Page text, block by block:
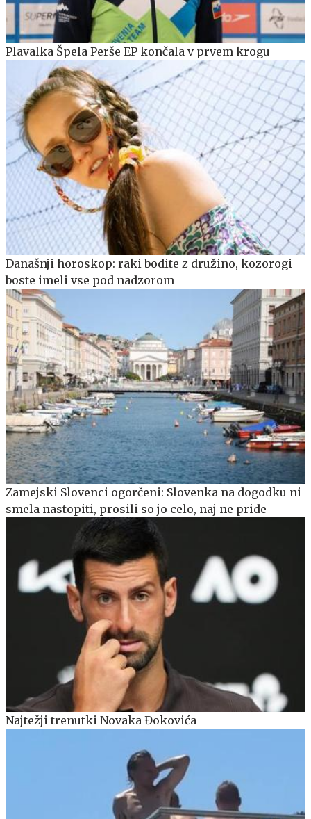
Plavalka Špela Perše EP končala v prvem krogu
Današnji horoskop: raki bodite z družino, kozorogi
boste imeli vse pod nadzorom
Zamejski Slovenci ogorčeni: Slovenka na dogodku ni
smela nastopiti, prosili so jo celo, naj ne pride
Najtežji trenutki Novaka Đokovića